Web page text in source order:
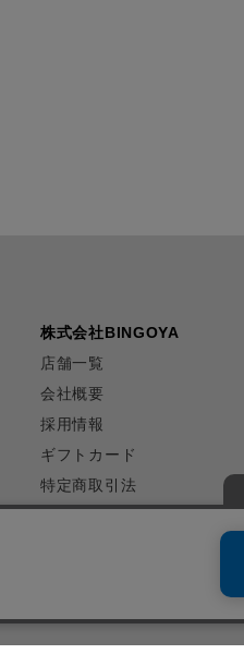
株式会社BINGOYA
店舗一覧
会社概要
採用情報
ギフトカード
特定商取引法